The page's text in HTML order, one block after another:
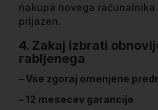
nakupa novega
prijazen.
4. Zakaj izbrati
rabljenega
– Vse zgoraj omenjene
– 12 mesecev garancije